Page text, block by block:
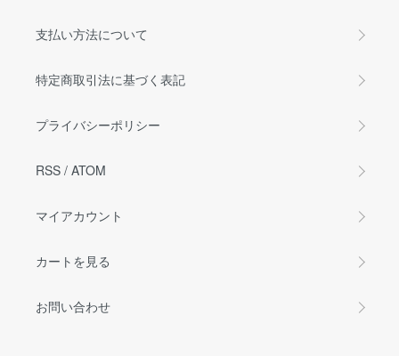
支払い方法について
特定商取引法に基づく表記
プライバシーポリシー
RSS / ATOM
マイアカウント
カートを見る
お問い合わせ